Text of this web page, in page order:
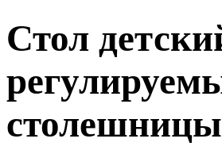
Стол
столешницы